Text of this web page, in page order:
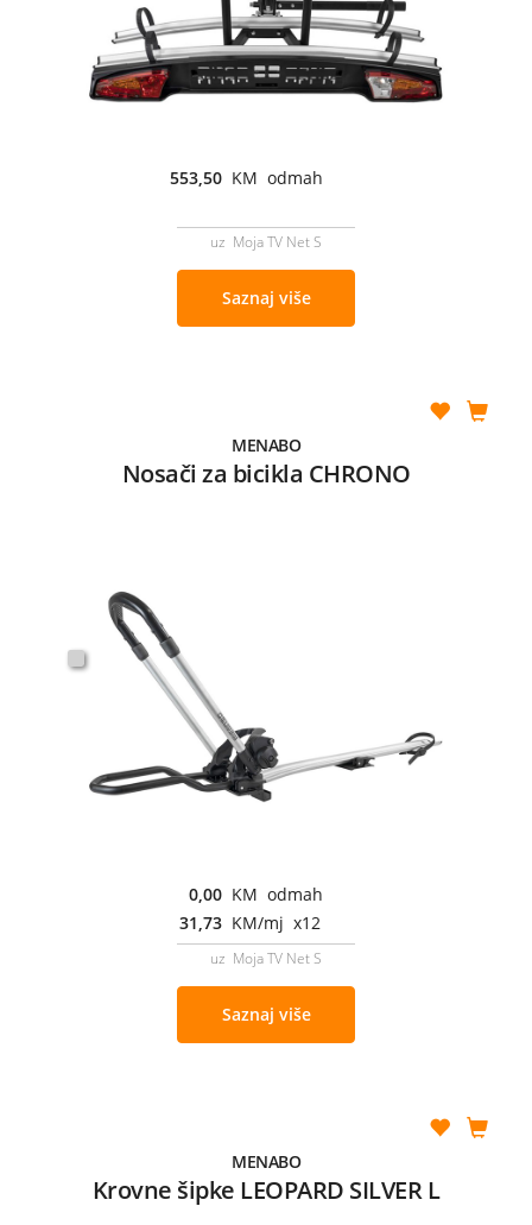
553,50 KM odmah
uz Moja TV Net S
Saznaj više
MENABO
Nosači za bicikla CHRONO
0,00 KM odmah
31,73 KM/mj x12
uz Moja TV Net S
Saznaj više
MENABO
Krovne šipke LEOPARD SILVER L